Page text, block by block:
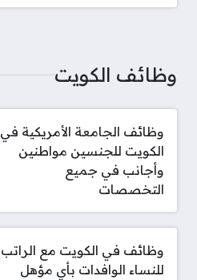
وظائف الكويت
وظائف الجامعة الأمريكية في
الكويت للجنسين مواطنين
وأجانب في جميع
التخصصات
وظائف في الكويت مع الراتب
للنساء الوافدات بأي مؤهل